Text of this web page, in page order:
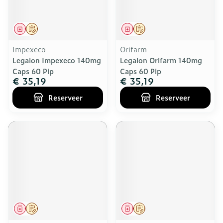
Op voorschrift
Geneesmiddel
Impexeco
Legalon Impexeco 140mg
Caps 60 Pip
€ 35,19
Reserveer
Op voorschrift
Geneesmiddel
Orifarm
Legalon Orifarm 140mg
Caps 60 Pip
€ 35,19
Reserveer
Op voorschrift
Geneesmiddel Op voorschrift
Geneesmiddel